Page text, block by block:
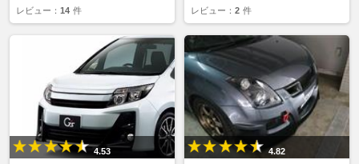
レビュー： 14 件 レビュー： 2 件
4.53 4.82